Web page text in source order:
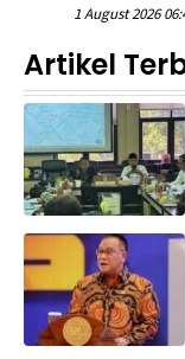
1 August 2026
Artikel